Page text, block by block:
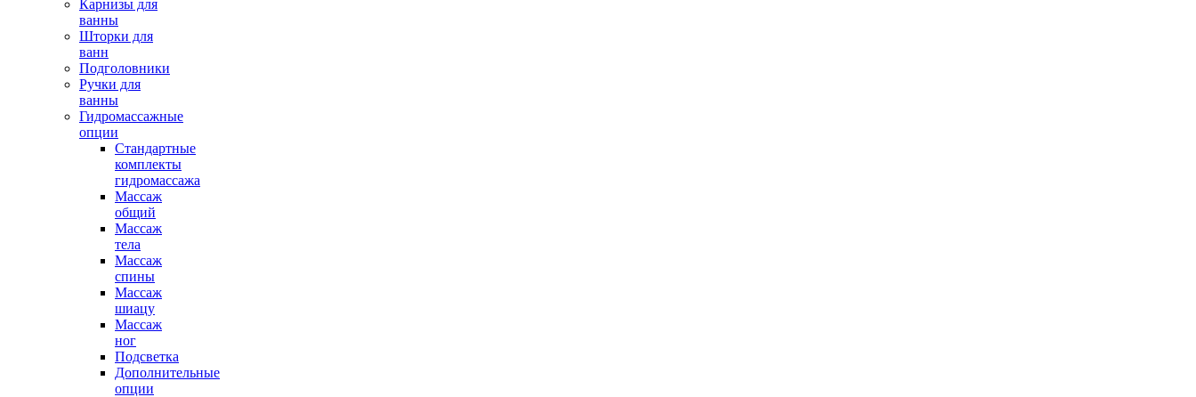
Карнизы для
ванны
Шторки для
ванн
Подголовники
Ручки для
ванны
Гидромассажные
опции
Стандартные
комплекты
гидромассажа
Массаж
общий
Массаж
тела
Массаж
спины
Массаж
шиацу
Массаж
ног
Подсветка
Дополнительные
опции